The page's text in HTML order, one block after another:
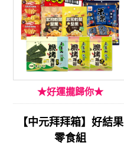
★好運攏歸你★
【中元拜拜箱】好結果
零食組